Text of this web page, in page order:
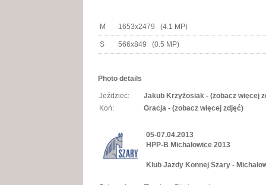
M 1653x2479 (4.1 MP)
S 566x849 (0.5 MP)
Photo details
Jeździec:
Jakub Krzyżosiak - (zobacz więcej
Koń:
Gracja - (zobacz więcej zdjęć)
05-07.04.2013
HPP-B Michałowice 2013
Klub Jazdy Konnej Szary -